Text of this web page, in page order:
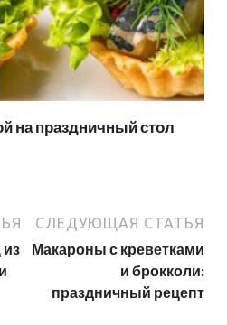
на праздничный стол
СЛЕДУЮЩАЯ СТАТЬЯ
Макароны с креветками
и брокколи:
праздничный рецепт